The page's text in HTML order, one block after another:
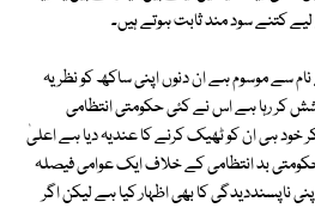
کتنے سود مند ثابت ہوتے ہیں۔
سے موسوم ہے ان دنوں اپنی ساکھ کو نظریہ
کر رہا ہے اس نے کئی حکومتی انتظامی
خود ہی ان کو ٹھیک کرنے کا عندیہ دیا ہے اعلیٰ
حکومتی بد انتظامی کے خلاف ایک عوامی فیصلہ
ناپسنددیدگی کا بھی اظہار کیا ہے لیکن اگر